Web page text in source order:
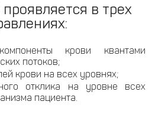
в трех
крови квантами
потоков;
крови на всех уровнях;
отклика на уровне всех
пациента.